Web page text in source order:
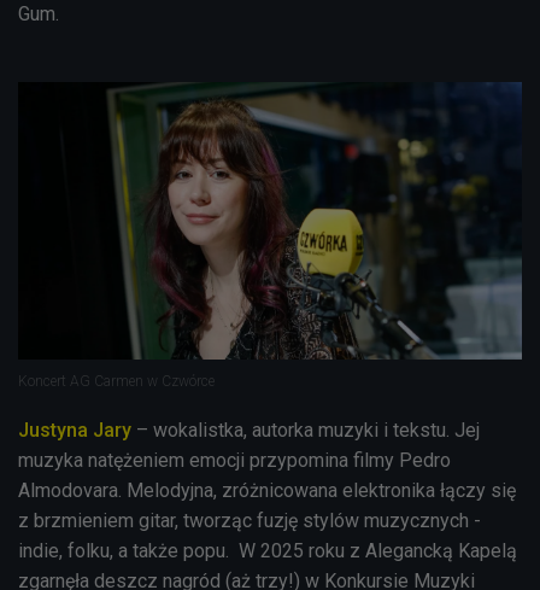
Gum.
Koncert AG Carmen w Czwórce
Justyna Jary – wokalistka, autorka muzyki i tekstu. Jej
muzyka natężeniem emocji przypomina filmy Pedro
Almodovara. Melodyjna, zróżnicowana elektronika łączy się
z brzmieniem gitar, tworząc fuzję stylów muzycznych -
indie, folku, a także popu. W 2025 roku z Alegancką Kapelą
zgarnęła deszcz nagród (aż trzy!) w Konkursie Muzyki